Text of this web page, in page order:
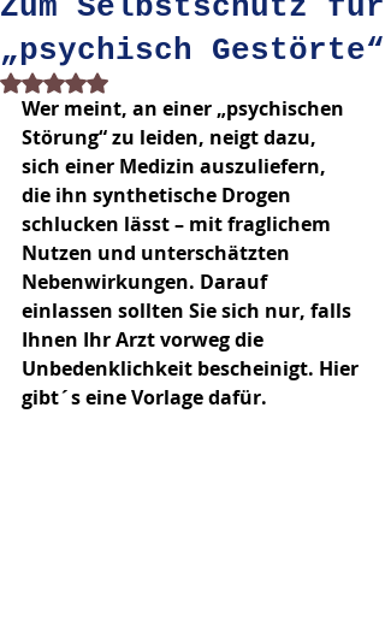
Zum Selbstschutz für
„psychisch Gestörte“
Mit NaN von 5 Sternen bewertet.
Wer meint, an einer „psychischen
Störung“ zu leiden, neigt dazu,
sich einer Medizin auszuliefern,
die ihn synthetische Drogen
schlucken lässt – mit fraglichem
Nutzen und unterschätzten
Nebenwirkungen. Darauf
einlassen sollten Sie sich nur, falls
Ihnen Ihr Arzt vorweg die
Unbedenklichkeit bescheinigt. Hier
gibt´s eine Vorlage dafür.